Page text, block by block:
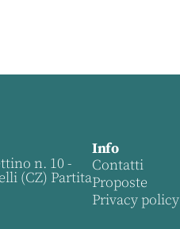
n. 10 -
(CZ) Partita
Info
Contatti
Proposte
Privacy policy